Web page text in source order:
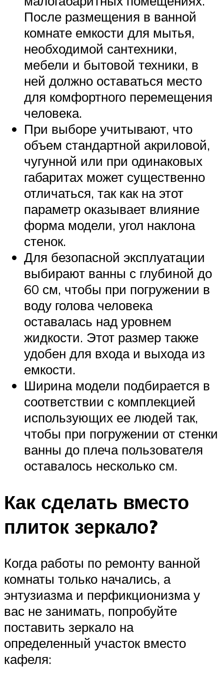
После размещения в ванной
комнате емкости для мытья,
необходимой сантехники,
мебели и бытовой техники, в
ней должно оставаться место
для комфортного перемещения
человека.
При выборе учитывают, что
объем стандартной акриловой,
чугунной или при одинаковых
габаритах может существенно
отличаться, так как на этот
параметр оказывает влияние
форма модели, угол наклона
стенок.
Для безопасной эксплуатации
выбирают ванны с глубиной до
60 см, чтобы при погружении в
воду голова человека
оставалась над уровнем
жидкости. Этот размер также
удобен для входа и выхода из
емкости.
Ширина модели подбирается в
соответствии с комплекцией
использующих ее людей так,
чтобы при погружении от стенки
ванны до плеча пользователя
оставалось несколько см.
Как сделать вместо
плиток зеркало?
Когда работы по ремонту ванной
комнаты только начались, а
энтузиазма и перфикционизма у
вас не занимать, попробуйте
поставить зеркало на
определенный участок вместо
кафеля: